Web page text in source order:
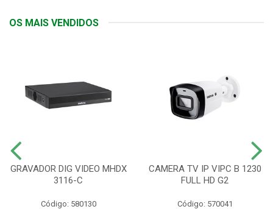
OS MAIS VENDIDOS
GRAVADOR DIG VIDEO MHDX
3116-C
Código: 580130
CAMERA TV IP VIPC B 1230
FULL HD G2
Código: 570041